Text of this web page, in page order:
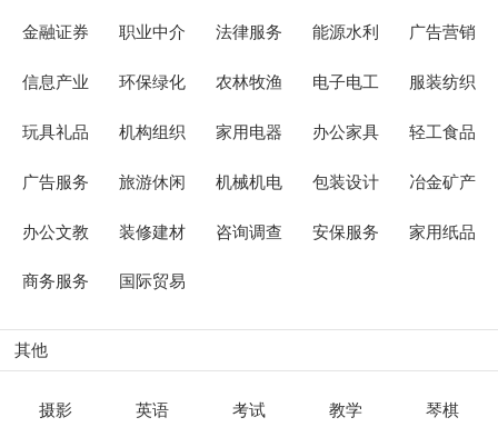
金融证券 职业中介 法律服务 能源水利 广告营销
信息产业 环保绿化 农林牧渔 电子电工 服装纺织
玩具礼品 机构组织 家用电器 办公家具 轻工食品
广告服务 旅游休闲 机械机电 包装设计 冶金矿产
办公文教 装修建材 咨询调查 安保服务 家用纸品
商务服务 国际贸易
其他
摄影 英语 考试 教学 琴棋